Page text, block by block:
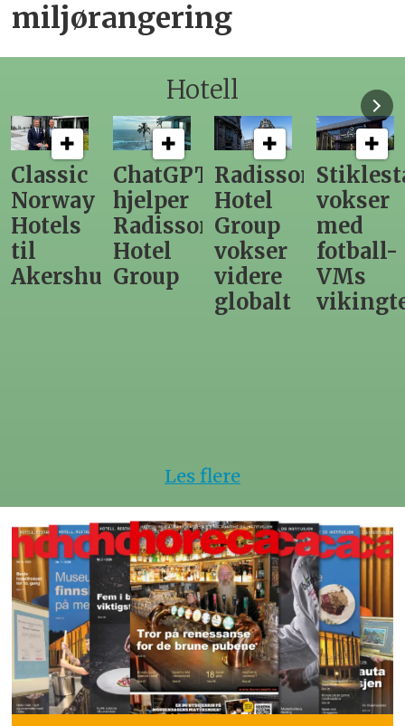
miljørangering
Hotell
ChatGPT
hjelper
Radisson
Hotel
Group
Radisson
Hotel
Group
vokser
videre
Stiklestad
vokser
med
fotball-
VMs
vikingtematikk
Fra
direktør
til
nytt
Les flere